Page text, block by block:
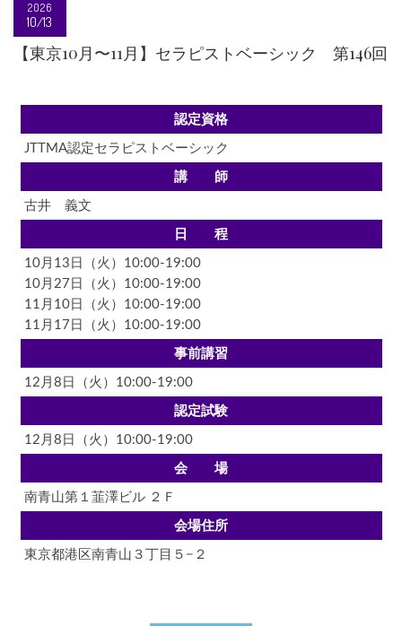
2026
10/13
【東京10月〜11月】セラピストベーシック 第146回
認定資格
JTTMA認定セラピストベーシック
講 師
古井 義文
日 程
10月13日（火）10:00-19:00
10月27日（火）10:00-19:00
11月10日（火）10:00-19:00
11月17日（火）10:00-19:00
事前講習
12月8日（火）10:00-19:00
認定試験
12月8日（火）10:00-19:00
会 場
南青山第１韮澤ビル ２Ｆ
会場住所
東京都港区南青山３丁目５−２